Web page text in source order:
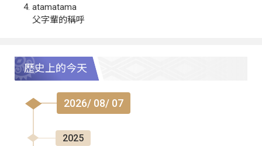
atamatama
父字輩的稱呼
歷史上的今天
2026/ 08/ 07
2025